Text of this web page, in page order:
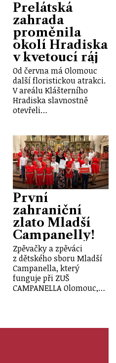
Prelátská
zahrada
proměnila
okolí Hradiska
v kvetoucí ráj
Od června má Olomouc
další floristickou atrakci.
V areálu Klášterního
Hradiska slavnostně
otevřeli…
První
zahraniční
zlato Mladší
Campanelly!
Zpěvačky a zpěváci
z dětského sboru Mladší
Campanella, který
funguje při ZUŠ
CAMPANELLA Olomouc,…